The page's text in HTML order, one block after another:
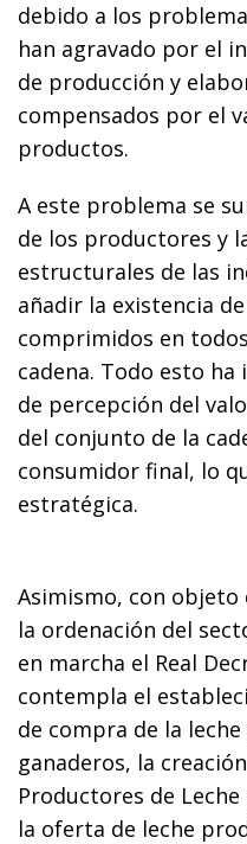
debido a los
han agravado por el
de producción y
compensados por el
productos.
A este problema se
de los productores y
estructurales de las
añadir la existencia
comprimidos en
cadena. Todo esto
de percepción del
del conjunto de la
consumidor final, lo
estratégica.
Asimismo, con objeto
la ordenación del
en marcha el Real
contempla el
de compra de la
ganaderos, la
Productores de
la oferta de leche